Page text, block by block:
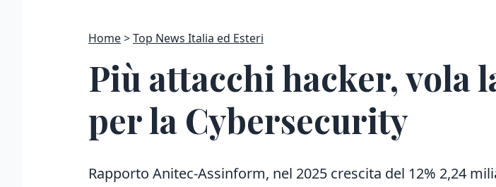
Home Top News Italia ed Esteri
Più attacchi hacker, vola
per la Cybersecurity
Rapporto Anitec-Assinform, nel 2025 crescita del 12% 2,24